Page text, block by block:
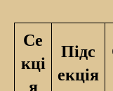
Се
кці
я
Підс
екція